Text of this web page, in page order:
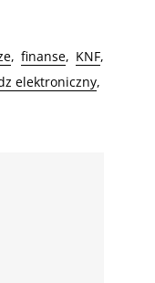
finanse
KNF
elektroniczny